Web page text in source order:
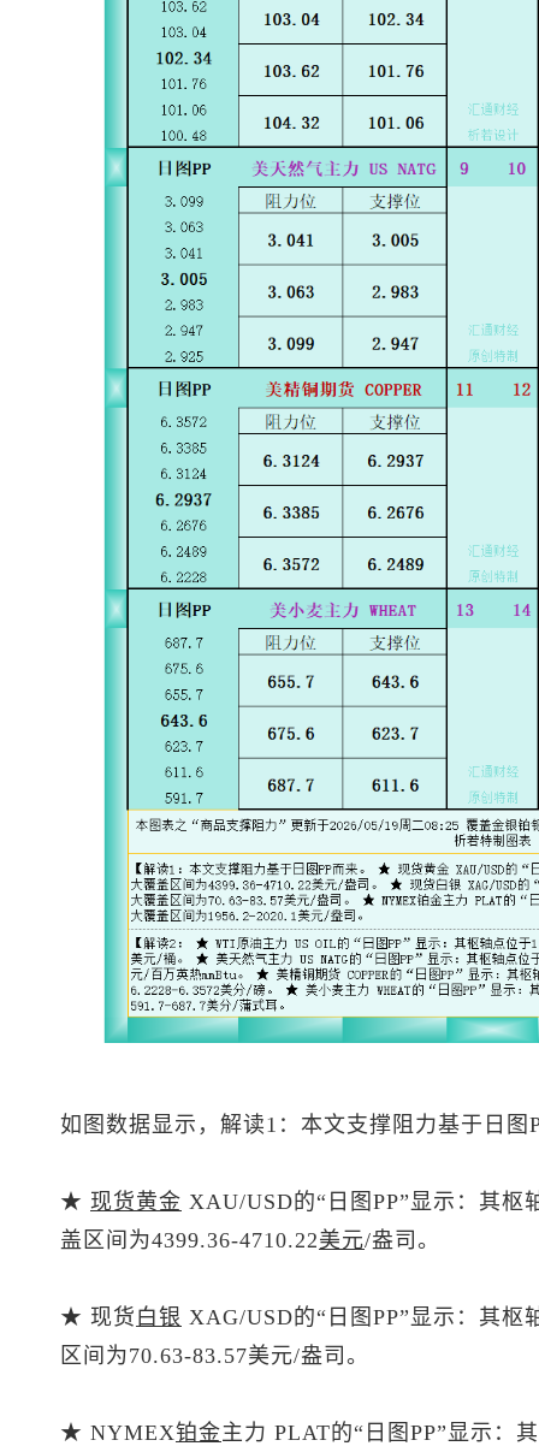
如图数据显示，解读1：本文支撑阻力基于日图
★ 现货黄金 XAU/USD的“日图PP”显示：其枢
盖区间为4399.36-4710.22美元/盎司。
★ 现货 白银 XAG/USD的“日图PP”显示：其
区间为70.63-83.57美元/盎司。
★ NYMEX铂金主力 PLAT的“日图PP”显示：